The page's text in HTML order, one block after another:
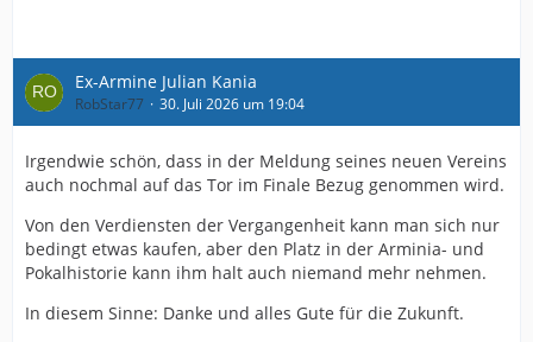
Ex-Armine Julian Kania
RobStar77 30. Juli 2026 um 19:04
Irgendwie schön, dass in der Meldung seines neuen Vereins
auch nochmal auf das Tor im Finale Bezug genommen wird.
Von den Verdiensten der Vergangenheit kann man sich nur
bedingt etwas kaufen, aber den Platz in der Arminia- und
Pokalhistorie kann ihm halt auch niemand mehr nehmen.
In diesem Sinne: Danke und alles Gute für die Zukunft.